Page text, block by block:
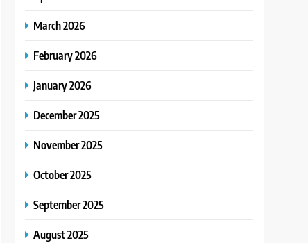
March 2026
February 2026
January 2026
December 2025
November 2025
October 2025
September 2025
August 2025